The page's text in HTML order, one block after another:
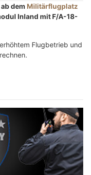
dem Militärflugplatz
Inland mit F/A-18-
Flugbetrieb und